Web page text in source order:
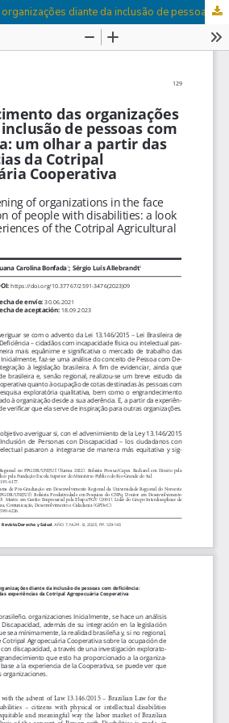
O fortalecimento das organizações diante da inclusão de pessoas com deficiência: um olhar a partir das experiências da Cotripal Agropecuária Cooperativa.um olhar a partir das experiências da Cotripal Agropecuária Cooperativa.